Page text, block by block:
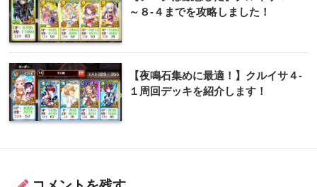
～８-４までを攻略しました！
【夜鳴石集めに最適！】クルイサ４-
１周回デッキを紹介します！